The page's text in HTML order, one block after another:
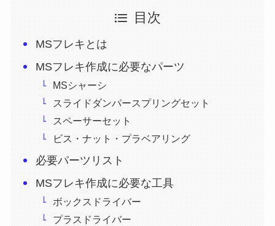
目次
MSフレキとは
MSフレキ作成に必要なパーツ
MSシャーシ
スライドダンパースプリングセット
スペーサーセット
ビス・ナット・プラベアリング
必要パーツリスト
MSフレキ作成に必要な工具
ボックスドライバー
プラスドライバー